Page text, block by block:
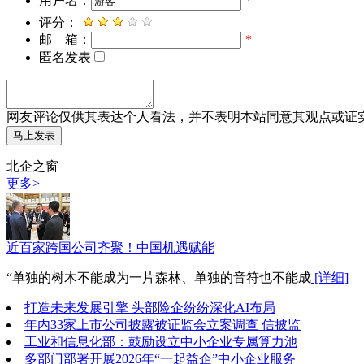
评分：
邮 箱：
*
匿名发表
网友评论仅供其表达个人看法，并不表明本站同意其观点或证
北企之窗
更多>
近百家跨国公司齐聚！中国机遇赋能
“单独的树木不能成为一片森林、单独的音符也不能成 [详细]
打造未来发展引擎 头部险企纷纷深化AI布局
年内33家上市公司披露被证监会立案调查 信披监
工业和信息化部：鼓励设立中小企业专属算力池
多部门部署开展2026年“一起益企”中小企业服务